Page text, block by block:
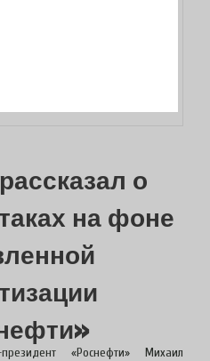
о
на фоне
«Роснефти» Михаил